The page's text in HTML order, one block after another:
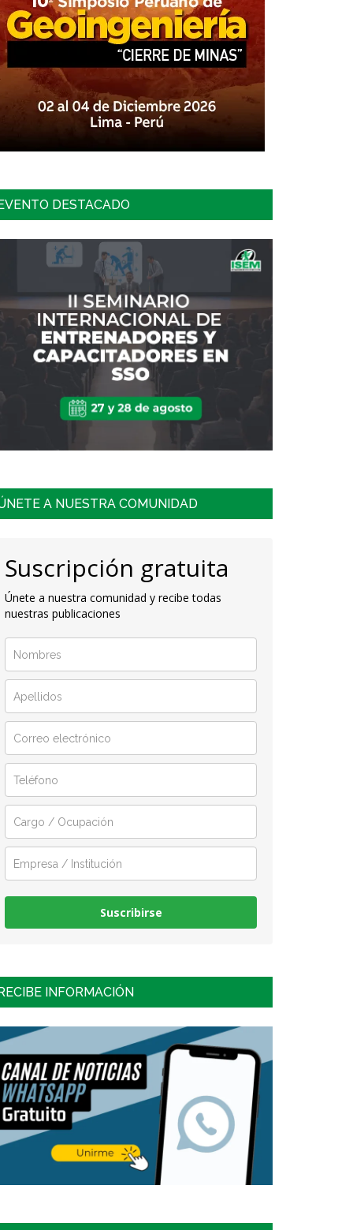
DESTACADO
A NUESTRA COMUNIDAD
Suscripción gratuita
Únete a nuestra comunidad y recibe todas
nuestras publicaciones
Suscribirse
INFORMACIÓN